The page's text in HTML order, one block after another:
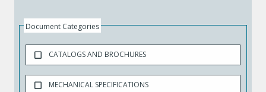
Document Categories
CATALOGS AND BROCHURES
MECHANICAL SPECIFICATIONS